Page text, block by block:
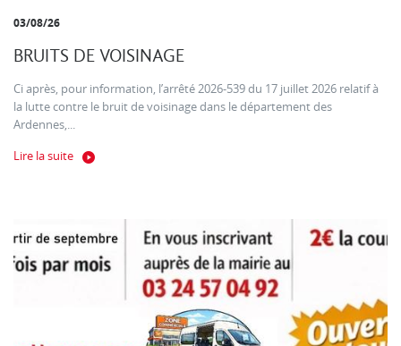
03/08/26
BRUITS DE VOISINAGE
Ci après, pour information, l’arrêté 2026-539 du 17 juillet 2026 relatif à
la lutte contre le bruit de voisinage dans le département des
Ardennes,...
Lire la suite